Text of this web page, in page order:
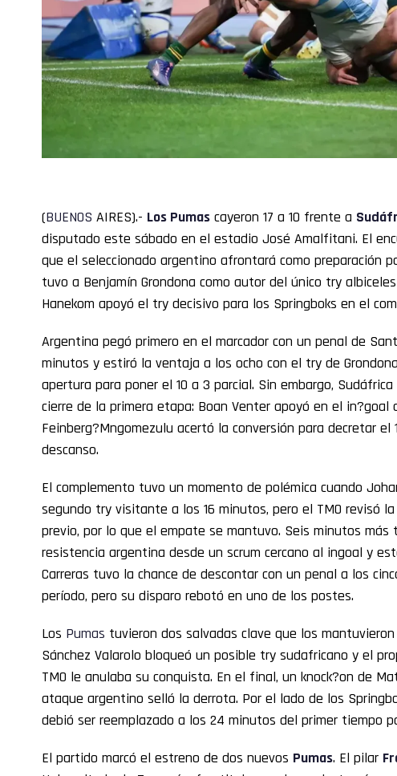
(BUENOS AIRES).- Los Pumas cayeron 17 a 10 frente a
disputado este sábado en el estadio José Amalfitani. El
que el seleccionado argentino afrontará como preparación
tuvo a Benjamín Grondona como autor del único try
Hanekom apoyó el try decisivo para los Springboks en el
Argentina pegó primero en el marcador con un penal de
minutos y estiró la ventaja a los ocho con el try de
apertura para poner el 10 a 3 parcial. Sin embargo,
cierre de la primera etapa: Boan Venter apoyó en el in?goal
Feinberg?Mngomezulu acertó la conversión para decretar el
descanso.
El complemento tuvo un momento de polémica cuando
segundo try visitante a los 16 minutos, pero el TMO revisó
previo, por lo que el empate se mantuvo. Seis minutos más
resistencia argentina desde un scrum cercano al ingoal y
Carreras tuvo la chance de descontar con un penal a los
período, pero su disparo rebotó en uno de los postes.
Los Pumas tuvieron dos salvadas clave que los
Sánchez Valarolo bloqueó un posible try sudafricano y el
TMO le anulaba su conquista. En el final, un knock?on de
ataque argentino selló la derrota. Por el lado de los
debió ser reemplazado a los 24 minutos del primer tiempo
El partido marcó el estreno de dos nuevos Pumas. El pilar